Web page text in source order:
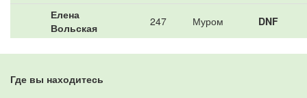
Елена
Вольская
247 Муром DNF
Где вы находитесь